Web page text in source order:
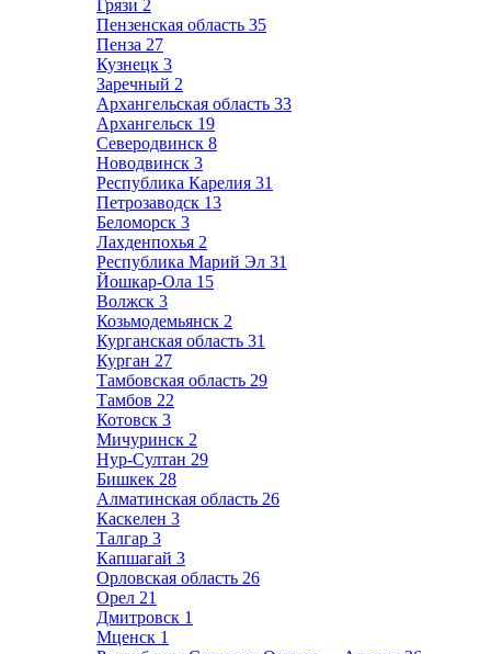
Грязи 2
Пензенская область 35
Пенза 27
Кузнецк 3
Заречный 2
Архангельская область 33
Архангельск 19
Северодвинск 8
Новодвинск 3
Республика Карелия 31
Петрозаводск 13
Беломорск 3
Лахденпохья 2
Республика Марий Эл 31
Йошкар-Ола 15
Волжск 3
Козьмодемьянск 2
Курганская область 31
Курган 27
Тамбовская область 29
Тамбов 22
Котовск 3
Мичуринск 2
Нур-Султан 29
Бишкек 28
Алматинская область 26
Каскелен 3
Талгар 3
Капшагай 3
Орловская область 26
Орел 21
Дмитровск 1
Мценск 1